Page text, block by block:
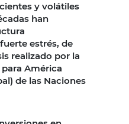
y volátiles
han
estrés, de
realizado por la
América
de las Naciones